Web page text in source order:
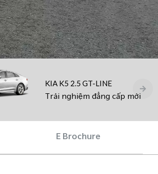
KIA K5 2.5 GT-LINE
Trải nghiệm đẳng cấp mới
E Brochure